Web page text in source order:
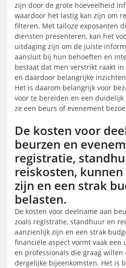
zijn door de grote hoeveelheid
waardoor het lastig kan zijn om
filteren. Met talloze exposanten
diensten presenteren, kan het
uitdaging zijn om de juiste
aansluit bij hun behoeften en
bestaat dat men verstrikt raakt
en daardoor belangrijke
Het is daarom belangrijk voor
voor te bereiden en een
ze een beurs of evenement
De kosten voor
beurzen en
registratie,
reiskosten,
zijn en een strak
belasten.
De kosten voor deelname aan
zoals registratie, standhuur en
aanzienlijk zijn en een strak
financiële aspect vormt vaak
en professionals die graag willen
dergelijke bijeenkomsten. Het is